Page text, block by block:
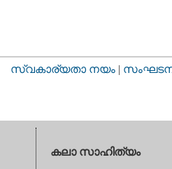
സ്വകാര്യതാ നയം |
കലാ സാഹിത്യം